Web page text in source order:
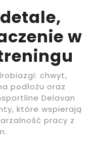
w
chwyt,
podłożu oraz
Delavan
które wspierają
pracy z